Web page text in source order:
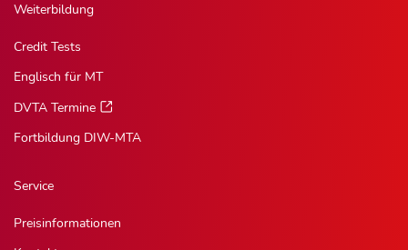
Weiterbildung
Credit Tests
Englisch für MT
DVTA Termine
Fortbildung DIW-MTA
Service
Preisinformationen